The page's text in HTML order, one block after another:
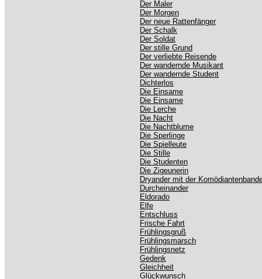
Der Maler
Der Morgen
Der neue Rattenfänger
Der Schalk
Der Soldat
Der stille Grund
Der verliebte Reisende
Der wandernde Musikant
Der wandernde Student
Dichterlos
Die Einsame
Die Einsame
Die Lerche
Die Nacht
Die Nachtblume
Die Sperlinge
Die Spielleute
Die Stille
Die Studenten
Die Zigeunerin
Dryander mit der
Durcheinander
Eldorado
Elfe
Entschluss
Frische Fahrt
Frühlingsgruß
Frühlingsmarsch
Frühlingsnetz
Gedenk
Gleichheit
Glückwunsch